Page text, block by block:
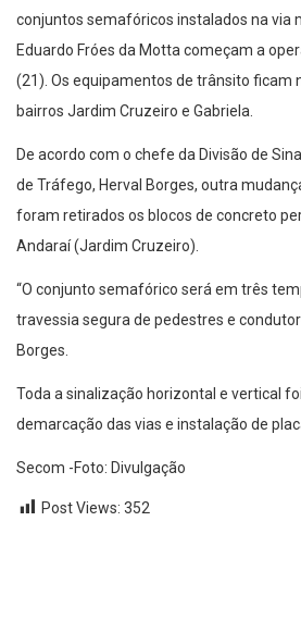
conjuntos semafóricos instalados na via
Eduardo Fróes da Motta começam a
(21). Os equipamentos de trânsito ficam
bairros Jardim Cruzeiro e Gabriela.
De acordo com o chefe da Divisão de
de Tráfego, Herval Borges, outra
foram retirados os blocos de concreto
Andaraí (Jardim Cruzeiro).
“O conjunto semafórico será em três
travessia segura de pedestres e
Borges.
Toda a sinalização horizontal e vertical
demarcação das vias e instalação de
Secom -Foto: Divulgação
Post Views: 352